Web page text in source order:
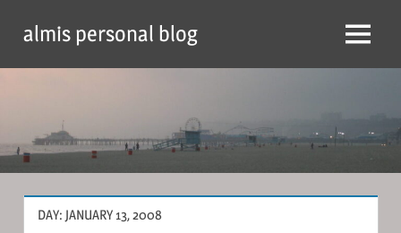
content
almis personal blog Menu
DAY: JANUARY 13, 2008